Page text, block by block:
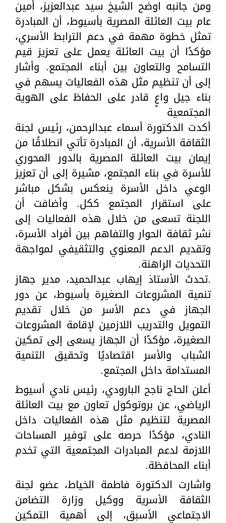
ومن جانبه اوضح الشيخ سيد عبدالعزيز، أمين
عام بيت العائلة المصرية بأسيوط، أن المبادرة
تمثل خطوة مهمة في دعم الترابط الأسري،
مؤكدًا أن بيت العائلة يعمل على تعزيز قيم
التسامح والتعاون بين أبناء المجتمع. وأشار
إلى أن تنظيم مثل هذه الفعاليات يسهم في
بناء جيل واعٍ قادر على الحفاظ على الهوية
المجتمعية
أكدت الدكتورة أسماء عبدالرحمن، رئيس لجنة
الثقافة الأسرية، أن المبادرة تأتي انطلاقًا من
إيمان بيت العائلة المصرية بالدور المحوري
للأسرة في بناء المجتمع، مشيرة إلى أن تعزيز
الوعي داخل الأسرة ينعكس بشكل مباشر
على استقرار المجتمع ككل. وأضافت أن
اللجنة تسعى من خلال هذه الفعاليات إلى
نشر ثقافة الحوار والتفاهم بين أفراد الأسرة،
وتقديم الدعم المعنوي والتثقيفي لمواجهة
التحديات الراهنة.
.تحدث الأستاذ إيهاب عبدالحميد، مدير جهاز
تنمية المشروعات الصغيرة بأسيوط، عن دور
الجهاز في دعم الأسر من خلال تقديم
التمويل والتدريب اللازمين لإقامة المشروعات
الصغيرة، مؤكدًا أن الجهاز يسعى إلى تمكين
الشباب والأسر اقتصاديًا وتحقيق التنمية
المستدامة داخل المجتمع.
أعلن الحاج ناجح البارودي، رئيس نادي أسيوط
الرياضي، عن بروتوكول تعاون مع بيت العائلة
المصرية لتنظيم مثل هذه الفعاليات داخل
النادي، مؤكدًا حرصه على توفير المساحات
اللازمة لدعم المبادرات المجتمعية التي تخدم
أبناء المحافظة.
واشارت الدكتورة فاطمة الخياط، عضو لجنة
الثقافة الأسرية ووكيل وزارة التضامن
الاجتماعي الأسبق، إلى أهمية التمكين